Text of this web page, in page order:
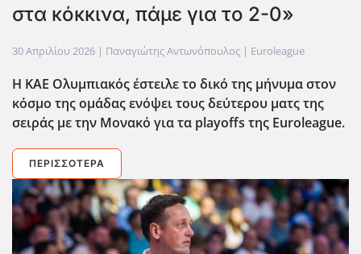
στα κόκκινα, πάμε για το 2-0»
30 Απριλίου 2026 | Παναγιώτης Αντωνόπουλος | Euroleague
Η ΚΑΕ Ολυμπιακός έστειλε το δικό της μήνυμα στον
κόσμο της ομάδας ενόψει τους δεύτερου ματς της
σειράς με την Μονακό για τα playoffs της Euroleague.
ΠΕΡΙΣΣΌΤΕΡΑ